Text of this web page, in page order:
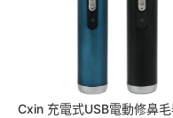
Cxin 充電式USB電動修鼻